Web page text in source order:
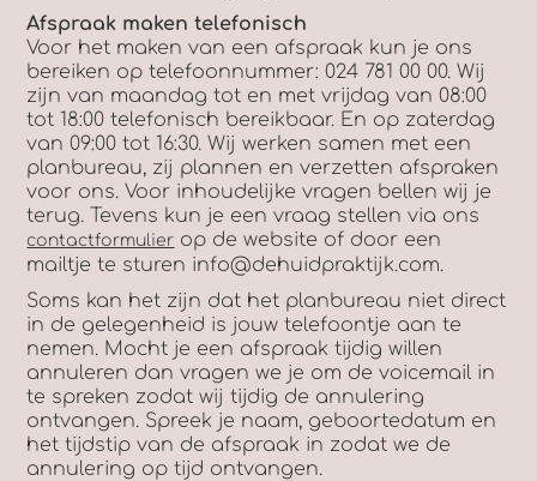
Afspraak maken telefonisch
Voor het maken van een afspraak kun je ons
bereiken op telefoonnummer: 024 781 00 00. Wij
zijn van maandag tot en met vrijdag van 08:00
tot 18:00 telefonisch bereikbaar. En op zaterdag
van 09:00 tot 16:30. Wij werken samen met een
planbureau, zij plannen en verzetten afspraken
voor ons. Voor inhoudelijke vragen bellen wij je
terug. Tevens kun je een vraag stellen via ons
contactformulier op de website of door een
mailtje te sturen info@dehuidpraktijk.com.
Soms kan het zijn dat het planbureau niet direct
in de gelegenheid is jouw telefoontje aan te
nemen. Mocht je een afspraak tijdig willen
annuleren dan vragen we je om de voicemail in
te spreken zodat wij tijdig de annulering
ontvangen. Spreek je naam, geboortedatum en
het tijdstip van de afspraak in zodat we de
annulering op tijd ontvangen.